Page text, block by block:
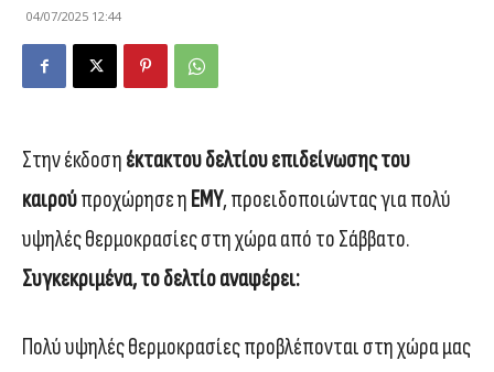
04/07/2025 12:44
Στην έκδοση έκτακτου δελτίου επιδείνωσης του
καιρούπροχώρησε η ΕΜΥ, προειδοποιώντας για πολύ
υψηλές θερμοκρασίες στη χώρα από το Σάββατο.
Συγκεκριμένα, το δελτίο αναφέρει:
Πολύ υψηλές θερμοκρασίες προβλέπονται στη χώρα μας